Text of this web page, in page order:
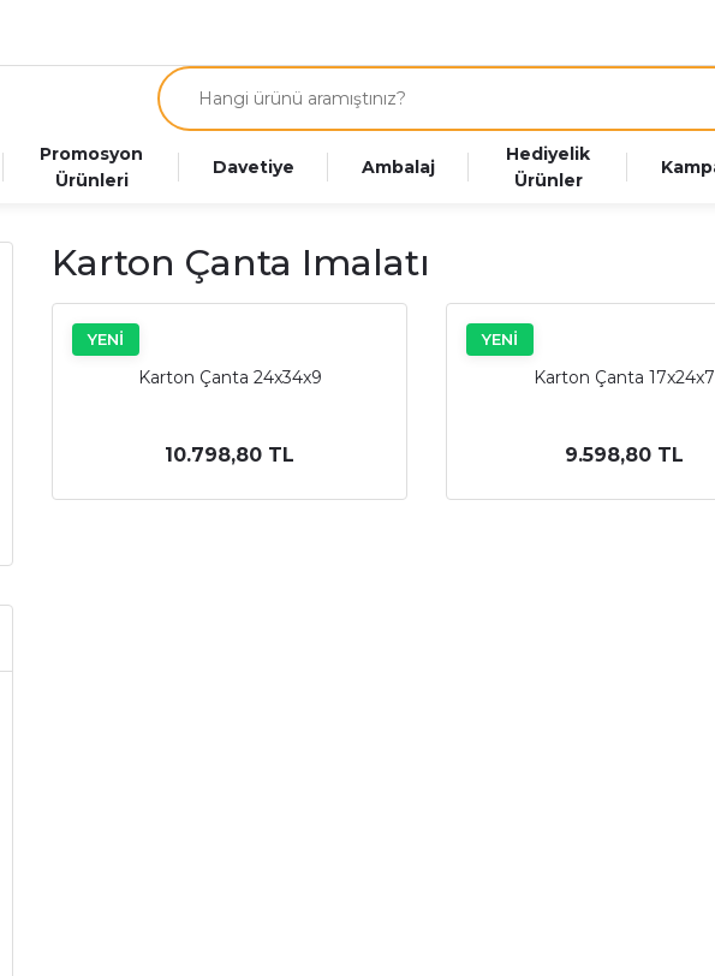
Promosyon
Ürünleri
Davetiye Ambalaj
Hediyelik
Ürünler
Karton Çanta Imalatı
YENİ
Karton Çanta 24x34x9
10.798,80 TL
YENİ
Karton Çanta 17x24x7
9.598,80 TL